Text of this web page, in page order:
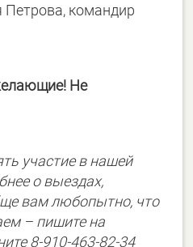
Петрова, командир
Не
участие в нашей
о выездах,
вам любопытно, что
– пишите на
8-910-463-82-34